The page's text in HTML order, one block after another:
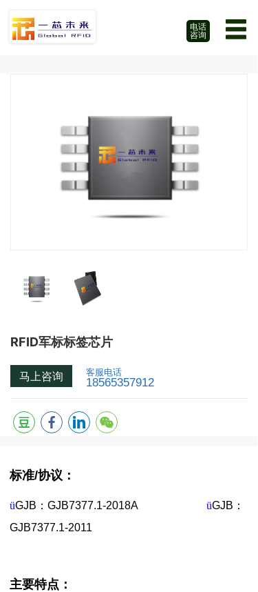
电话
咨询
RFID军标标签芯片
马上咨询 客服电话
18565357912
标准/协议：
üGJB ： GJB7377.1-2018A üGJB ：
GJB7377.1-2011
主要特点：